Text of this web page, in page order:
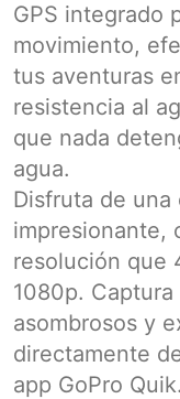
GPS integrado
movimiento,
tus aventuras
resistencia al
que nada
agua.
Disfruta de una
impresionante,
resolución que
1080p.
asombrosos y
directamente
app GoPro Quik.